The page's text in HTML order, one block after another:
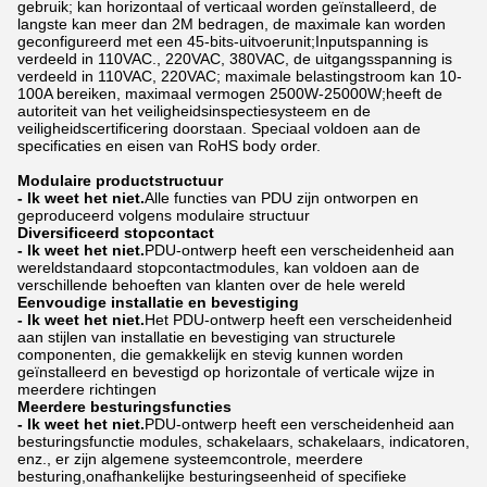
gebruik; kan horizontaal of verticaal worden geïnstalleerd, de
langste kan meer dan 2M bedragen, de maximale kan worden
geconfigureerd met een 45-bits-uitvoerunit;Inputspanning is
verdeeld in 110VAC., 220VAC, 380VAC, de uitgangsspanning is
verdeeld in 110VAC, 220VAC; maximale belastingstroom kan 10-
100A bereiken, maximaal vermogen 2500W-25000W;heeft de
autoriteit van het veiligheidsinspectiesysteem en de
veiligheidscertificering doorstaan. Speciaal voldoen aan de
specificaties en eisen van RoHS body order.
Modulaire productstructuur
- Ik weet het niet.Alle functies van PDU zijn ontworpen en
geproduceerd volgens modulaire structuur
Diversificeerd stopcontact
- Ik weet het niet.PDU-ontwerp heeft een verscheidenheid aan
wereldstandaard stopcontactmodules, kan voldoen aan de
verschillende behoeften van klanten over de hele wereld
Eenvoudige installatie en bevestiging
- Ik weet het niet.Het PDU-ontwerp heeft een verscheidenheid
aan stijlen van installatie en bevestiging van structurele
componenten, die gemakkelijk en stevig kunnen worden
geïnstalleerd en bevestigd op horizontale of verticale wijze in
meerdere richtingen
Meerdere besturingsfuncties
- Ik weet het niet.PDU-ontwerp heeft een verscheidenheid aan
besturingsfunctie modules, schakelaars, schakelaars, indicatoren,
enz., er zijn algemene systeemcontrole, meerdere
besturing,onafhankelijke besturingseenheid of specifieke